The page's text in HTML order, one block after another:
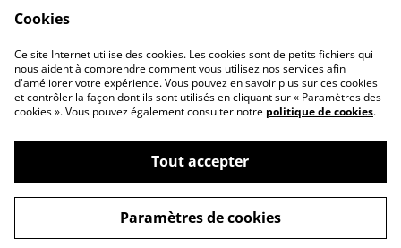
Boucles d'oreilles
©2026Les bijoux de mademoiselle
powered by
Cookies
Ce site Internet utilise des cookies. Les cookies sont de petits fichiers qui
nous aident à comprendre comment vous utilisez nos services afin
d'améliorer votre expérience. Vous pouvez en savoir plus sur ces cookies
et contrôler la façon dont ils sont utilisés en cliquant sur « Paramètres des
cookies ». Vous pouvez également consulter notre politique de cookies.
Tout accepter
Paramètres de cookies